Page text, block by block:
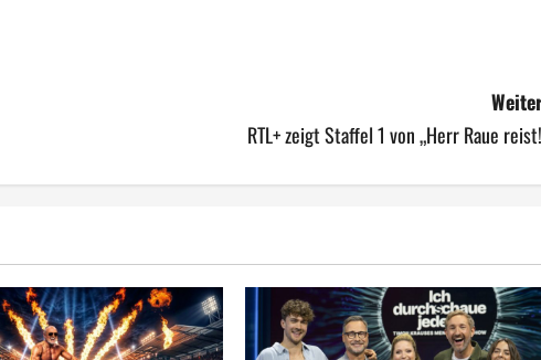
RTL+ zeigt Staffel 1 von „Herr Raue